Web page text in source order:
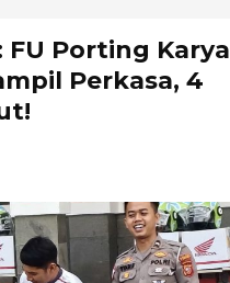
FU Porting Karya
Perkasa, 4